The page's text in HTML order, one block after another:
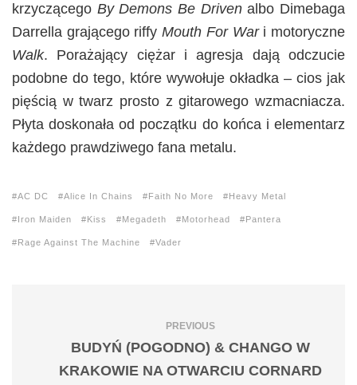
krzyczącego By Demons Be Drivenalbo Dimebaga
Darrella grającego riffyMouth For War i motoryczne
Walk. Porażający ciężar i agresja dają odczucie
podobne do tego, które wywołuje okładka – cios jak
pięścią w twarz prosto z gitarowego wzmacniacza.
Płyta doskonała od początku do końca i elementarz
każdego prawdziwego fana metalu.
AC DC Alice In Chains Faith No More Heavy Metal
Iron Maiden Kiss Megadeth Motorhead Pantera
Rage Against The Machine Vader
PREVIOUS
BUDYŃ (POGODNO) & CHANGO W
KRAKOWIE NA OTWARCIU CORNARD